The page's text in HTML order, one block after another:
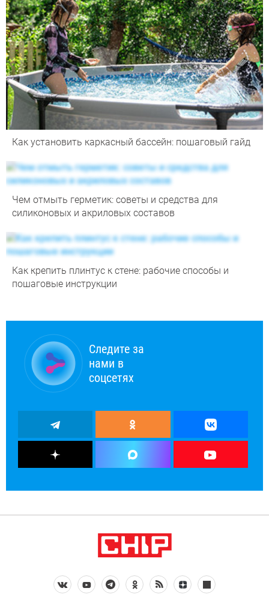
Как установить каркасный бассейн: пошаговый гайд
Чем отмыть герметик: советы и средства для
силиконовых и акриловых составов
Как крепить плинтус к стене: рабочие способы и
пошаговые инструкции
Следите за
нами в
соцсетях